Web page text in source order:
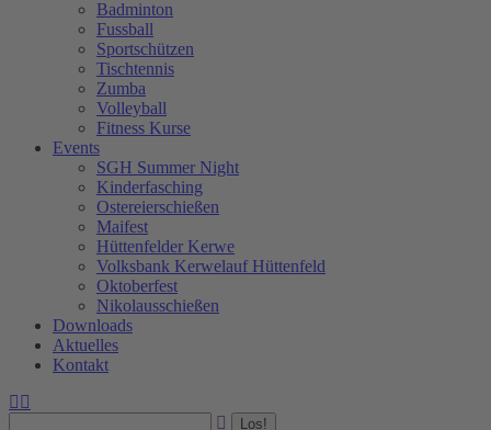
Badminton
Fussball
Sportschützen
Tischtennis
Zumba
Volleyball
Fitness Kurse
Events
SGH Summer Night
Kinderfasching
Ostereierschießen
Maifest
Hüttenfelder Kerwe
Volksbank Kerwelauf Hüttenfeld
Oktoberfest
Nikolausschießen
Downloads
Aktuelles
Kontakt
Facebook